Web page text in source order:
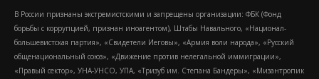
В России признаны экстремистскими и запрещены организации: ФБК (Фонд
борьбы с коррупцией, признан иноагентом), Штабы Навального, «Национал-
большевистская партия», «Свидетели Иеговы», «Армия воли народа», «Русский
общенациональный союз», «Движение против нелегальной иммиграции»,
«Правый сектор», УНА-УНСО, УПА, «Тризуб им. Степана Бандеры», «Мизантропик